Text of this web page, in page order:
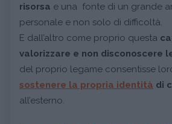
risorsa e una fonte di un grande
personale e non solo di difficoltà.
E dall’altro come proprio questa
valorizzare e non disconoscere
del proprio legame consentisse
sostenere la propria identità di
all’esterno.